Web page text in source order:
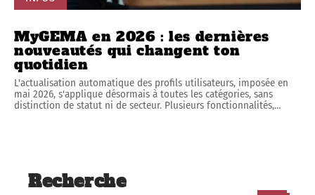
MyGEMA en 2026 : les dernières
nouveautés qui changent ton
quotidien
L'actualisation automatique des profils utilisateurs, imposée en
mai 2026, s'applique désormais à toutes les catégories, sans
distinction de statut ni de secteur. Plusieurs fonctionnalités,…
Recherche